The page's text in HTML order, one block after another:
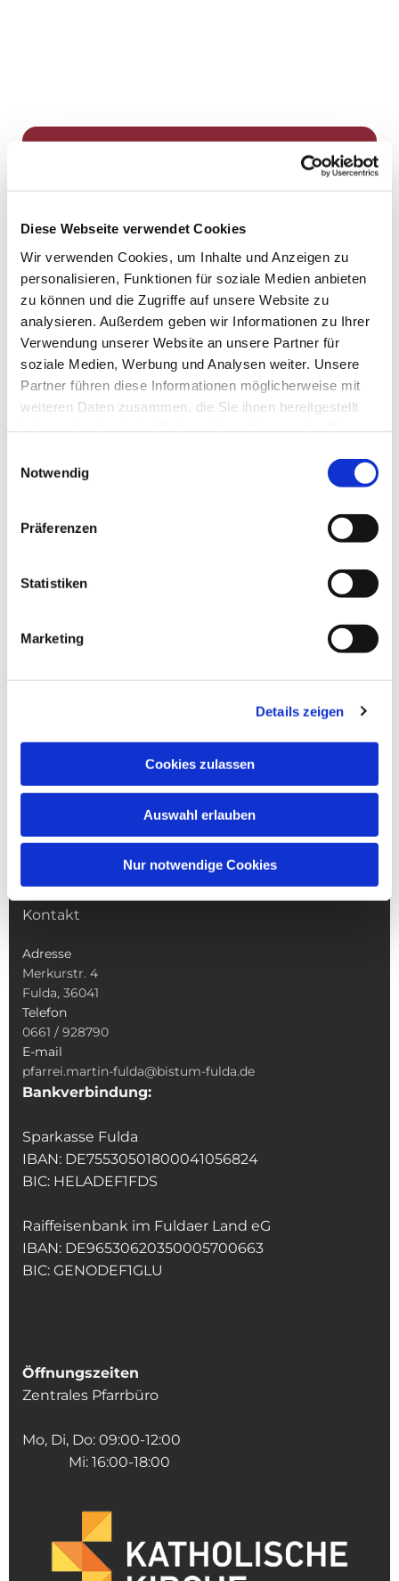
Diese Webseite verwendet Cookies
Wir verwenden Cookies, um Inhalte und Anzeigen zu
personalisieren, Funktionen für soziale Medien anbieten
zu können und die Zugriffe auf unsere Website zu
analysieren. Außerdem geben wir Informationen zu Ihrer
Verwendung unserer Website an unsere Partner für
soziale Medien, Werbung und Analysen weiter. Unsere
Partner führen diese Informationen möglicherweise mit
weiteren Daten zusammen, die Sie ihnen bereitgestellt
Notwendig
Präferenzen
Statistiken
Marketing
Details zeigen
Cookies zulassen
Auswahl erlauben
Nur notwendige Cookies
Dies könnte Sie auch
Gottesdienste
Veranstaltungen & Angebote
Kindertagesstätte St. Andreas
Kontakt
Adresse
Merkurstr. 4
Fulda, 36041
Telefon
0661 / 928790
E-mail
pfarrei.martin-fulda@bistum-fulda.de
Bankverbindung:
Sparkasse Fulda
IBAN: DE75530501800041056824
BIC: HELADEF1FDS
Raiffeisenbank im Fuldaer Land eG
IBAN: DE96530620350005700663
BIC: GENODEF1GLU
Öffnungszeiten
Zentrales Pfarrbüro
Mo, Di, Do: 09:00-12:00
Mi: 16:00-18:00